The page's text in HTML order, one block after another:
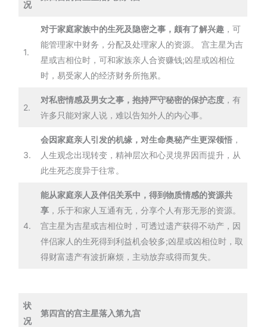
况
1.
对于家庭家族中的生死及隐密之事，颇有了解兴趣 ，可
能管理家中财务，分配及处理家人的资源。 宫主星为吉
星或吉相位时，可和家族亲人合资赚钱;凶星或凶相位
时，易受家人的经济财务所拖累。
2.
对私密情感及男女之事，抱持严守秘密的保护态度 ，有
许多只能对家人说，难以告知外人的内心事。
3.
会因家庭亲人引发的机缘，对生命奥秘产生更深领悟 ，
人生观念出现转变，精神层次和心灵境界因而提升，从
此生死态度异于往常。
4.
能从家庭亲人及伴侣关系中，得到物质情感的资源共
享 ，乐于和家人互通有无，分享个人有形无形的资源。
宫主星为吉星或吉相位时，可透过遗产获得不动产，因
伴侣家人的生死得到利益机会较多;凶星或凶相位时，取
得财富遗产有波折麻烦，主动放弃或得而复失。
状
况
第四宫的宫主星落入第九宫